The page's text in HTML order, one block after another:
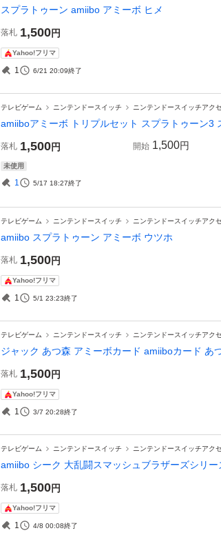
スプラトゥーン amiibo アミーボ ヒメ
落札 1,500円
Yahoo!フリマ
1 6/21 20:09終了
テレビゲーム ニンテンドースイッチ ニンテンドースイッチアク
amiiboアミーボ トリプルセット スプラトゥーン3
落札 1,500円 開始 1,500円
未使用
1 5/17 18:27終了
テレビゲーム ニンテンドースイッチ ニンテンドースイッチアク
amiibo スプラトゥーン アミーボ ウツホ
落札 1,500円
Yahoo!フリマ
1 5/1 23:23終了
テレビゲーム ニンテンドースイッチ ニンテンドースイッチアク
ジャック あつ森 アミーボカード amiiboカード あ
落札 1,500円
Yahoo!フリマ
1 3/7 20:28終了
テレビゲーム ニンテンドースイッチ ニンテンドースイッチアク
amiibo シーク 大乱闘スマッシュブラザーズシリー
落札 1,500円
Yahoo!フリマ
1 4/8 00:08終了